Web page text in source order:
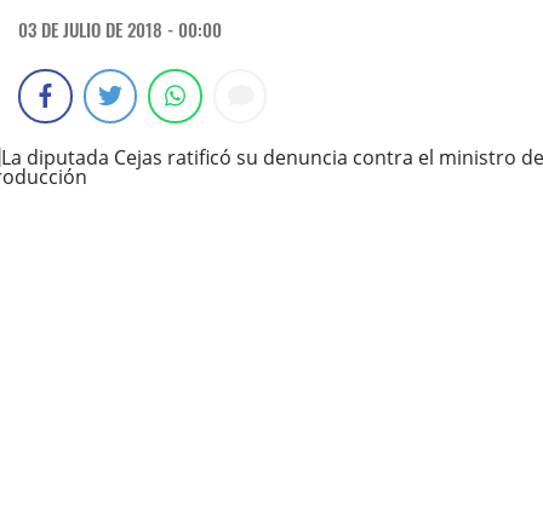
03 DE JULIO DE 2018 - 00:00